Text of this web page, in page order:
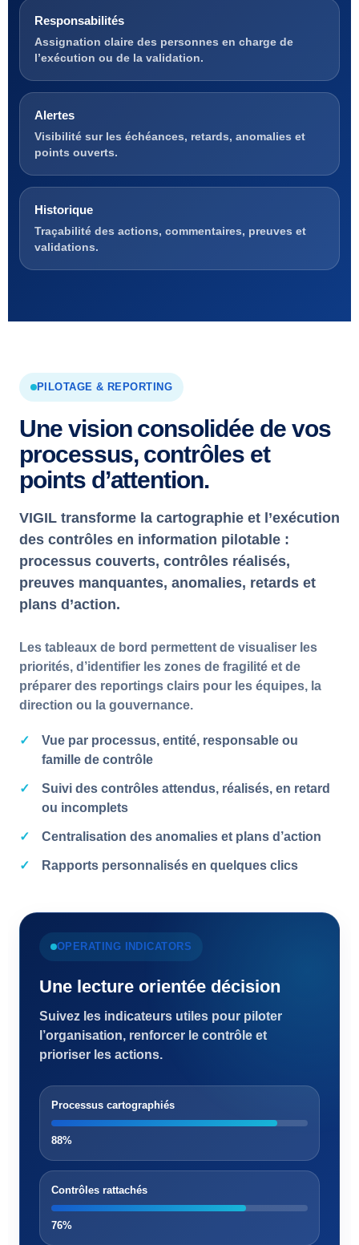
Responsabilités
Assignation claire des personnes en charge de
l’exécution ou de la validation.
Alertes
Visibilité sur les échéances, retards, anomalies et
points ouverts.
Historique
Traçabilité des actions, commentaires, preuves et
validations.
PILOTAGE & REPORTING
Une vision consolidée de vos
processus, contrôles et
points d’attention.
VIGIL transforme la cartographie et l’exécution
des contrôles en information pilotable :
processus couverts, contrôles réalisés,
preuves manquantes, anomalies, retards et
plans d’action.
Les tableaux de bord permettent de visualiser les
priorités, d’identifier les zones de fragilité et de
préparer des reportings clairs pour les équipes, la
direction ou la gouvernance.
Vue par processus, entité, responsable ou
famille de contrôle
Suivi des contrôles attendus, réalisés, en retard
ou incomplets
Centralisation des anomalies et plans d’action
Rapports personnalisés en quelques clics
OPERATING INDICATORS
Une lecture orientée décision
Suivez les indicateurs utiles pour piloter
l’organisation, renforcer le contrôle et
prioriser les actions.
Processus cartographiés
88%
Contrôles rattachés
76%